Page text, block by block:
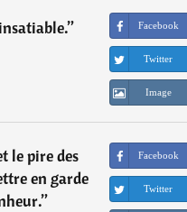
”
Facebook
Twitter
Image
le pire des
en garde
”
Facebook
Twitter